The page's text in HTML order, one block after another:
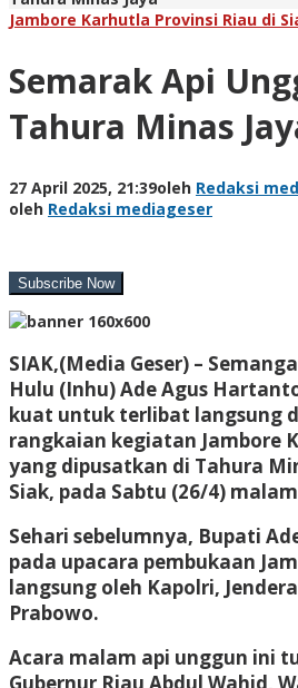
Jambore Karhutla Provinsi Riau di
Semarak Api
Tahura Minas
27 April 2025, 21:39oleh Redaksi
oleh Redaksi mediageser
SIAK,(Media Geser) –
Hulu (Inhu) Ade Agus
kuat untuk terlibat langsung
rangkaian kegiatan Jambore
yang dipusatkan di Tahura
Siak, pada Sabtu (26/4)
Sehari sebelumnya, Bupati
pada upacara pembukaan
langsung oleh Kapolri,
Prabowo.
Acara malam api unggun ini
Gubernur Riau Abdul Wahid,